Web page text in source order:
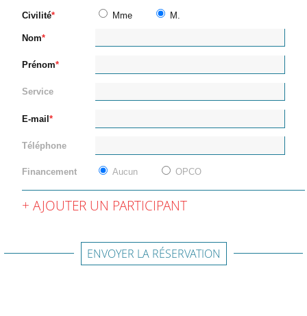
Civilité Mme M.
Nom
Prénom
Service
E-mail
Téléphone
Financement Aucun OPCO
AJOUTER UN PARTICIPANT
ENVOYER LA RÉSERVATION